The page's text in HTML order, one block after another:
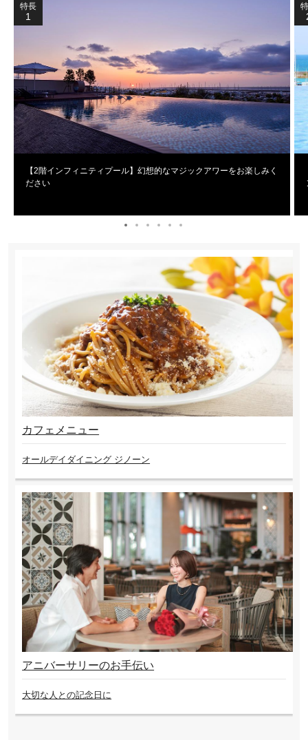
特長
1
【2階インフィニティプール】幻想的なマジックアワーをお楽しみく
ださい
カフェメニュー
オールデイダイニング ジノーン
アニバーサリーのお手伝い
大切な人との記念日に